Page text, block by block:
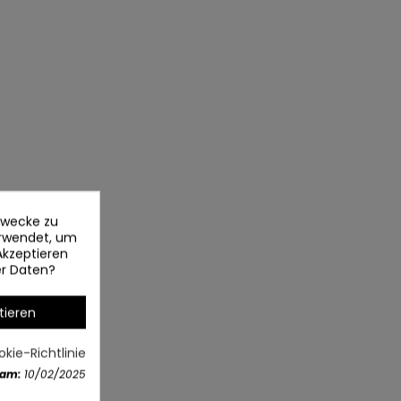
zu
um
Daten?
Richtlinie
10/02/2025